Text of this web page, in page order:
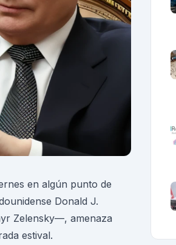
en algún punto de
Donald J.
Zelensky—, amenaza
estival.